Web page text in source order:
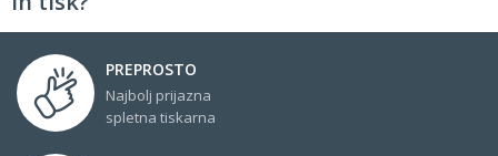
PREPROSTO
Najbolj prijazna
spletna tiskarna